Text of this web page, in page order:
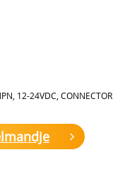
12-24VDC, CONNECTOR